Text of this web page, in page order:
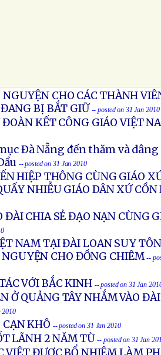
CHO CÁC THÀNH
BỊ BẮT GIỮ -- posted on 31 Jan 2010
KẾT CÔNG GIÁO VIỆT
Ðà Nẵng đến thăm và dâng
-- posted on 31 Jan 2010
HIỆP THÔNG CÙNG GIÁO
NHIỄU GIÁO DÂN XỨ CỒN
CHIA SẺ ĐẠO NẠN CÙNG
NAM TẠI ĐÀI LOAN SUY TÔN
CHO ĐỒNG CHIÊM --
VỚI BẮC KINH -- posted on 31 Jan
Ở QUẢNG TÂY NHẮM VÀO ĐÀI
2010
KHÔ -- posted on 31 Jan 2010
LÃNH 2 NĂM TÙ -- posted on 31 Jan